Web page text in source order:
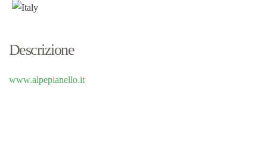
Descrizione
www.alpepianello.it